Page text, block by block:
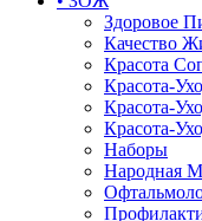
Здоровое
Качество
Красота
Красота-
Красота-
Красота-
Наборы
Народная